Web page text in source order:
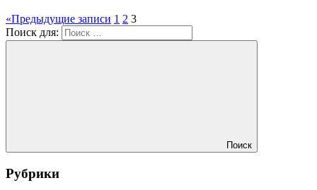
«Предыдущие записи 1 2 3
Поиск для:
Поиск
Рубрики